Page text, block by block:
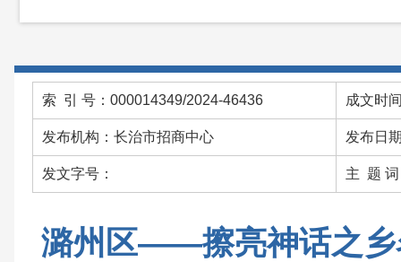
索 引 号：000014349/2024-46436 成文时
发布机构：长治市招商中心 发布日
发文字号： 主 题 词
潞州区——擦亮神话之乡